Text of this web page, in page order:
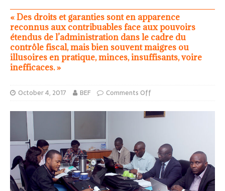
« Des droits et garanties sont en apparence
reconnus aux contribuables face aux pouvoirs
étendus de l’administration dans le cadre du
contrôle fiscal, mais bien souvent maigres ou
illusoires en pratique, minces, insuffisants, voire
inefficaces. »
October 4, 2017 BEF Comments Off